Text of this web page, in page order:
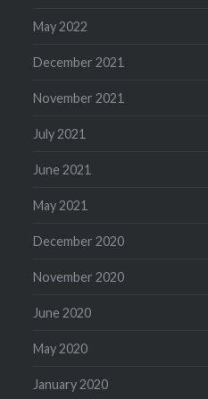
May 2022
December 2021
November 2021
July 2021
June 2021
May 2021
December 2020
November 2020
June 2020
May 2020
January 2020